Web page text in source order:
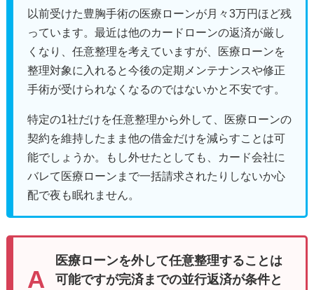
以前受けた豊胸手術の医療ローンが月々3万円ほど残
っています。最近は他のカードローンの返済が厳し
くなり、任意整理を考えていますが、医療ローンを
整理対象に入れると今後の定期メンテナンスや修正
手術が受けられなくなるのではないかと不安です。
特定の1社だけを任意整理から外して、医療ローンの
契約を維持したまま他の借金だけを減らすことは可
能でしょうか。もし外せたとしても、カード会社に
バレて医療ローンまで一括請求されたりしないか心
配で夜も眠れません。
医療ローンを外して任意整理することは
可能ですが完済までの並行返済が条件と